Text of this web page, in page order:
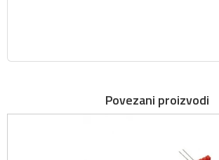
Povezani proizvodi